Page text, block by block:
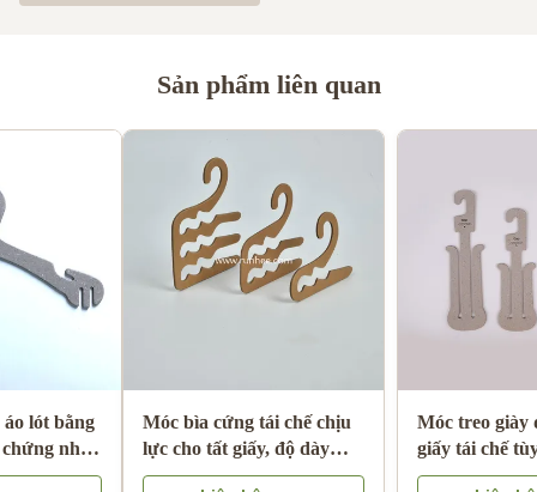
Sản phẩm liên quan
Móc treo quần áo bằng bìa
cứng phân hủy sinh học
thân thiện với môi trường
Móc treo quần áo lót bằng
bìa cứng được chứng nhận
ISO9001 FSC SGS với giấy